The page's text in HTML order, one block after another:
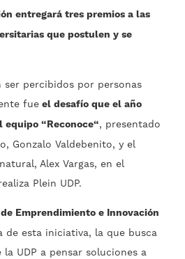
entregará tres premios a las
que postulen y se
ser percibidos por personas
fue el desafío que el año
“Reconoce“, presentado
Gonzalo Valdebenito, y el
Alex Vargas, en el
Plein UDP.
Emprendimiento e Innovación
de esta iniciativa, la que busca
UDP a pensar soluciones a